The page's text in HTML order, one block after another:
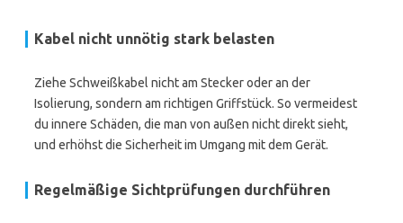
Kabel nicht unnötig stark belasten
Ziehe Schweißkabel nicht am Stecker oder an der
Isolierung, sondern am richtigen Griffstück. So vermeidest
du innere Schäden, die man von außen nicht direkt sieht,
und erhöhst die Sicherheit im Umgang mit dem Gerät.
Regelmäßige Sichtprüfungen durchführen